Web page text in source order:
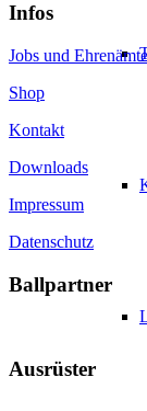
Infos
Jobs und
Shop
Kontakt
Downloads
Impressum
Datenschutz
Ballpartner
Ausrüster